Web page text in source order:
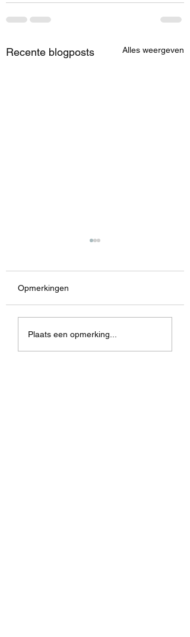
Recente blogposts Alles weergeven
Dialogue
Opmerkingen
Plaats een opmerking...